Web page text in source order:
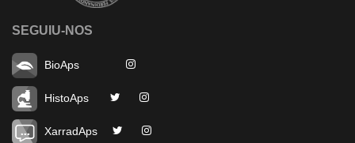
SEGUIU-NOS
BioAps
HistoAps
XarradAps